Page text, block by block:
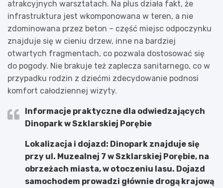
atrakcyjnych warsztatach. Na plus działa fakt, że
infrastruktura jest wkomponowana w teren, a nie
zdominowana przez beton – część miejsc odpoczynku
znajduje się w cieniu drzew, inne na bardziej
otwartych fragmentach, co pozwala dostosować się
do pogody. Nie brakuje też zaplecza sanitarnego, co w
przypadku rodzin z dziećmi zdecydowanie podnosi
komfort całodziennej wizyty.
Informacje praktyczne dla odwiedzających
Dinopark w Szklarskiej Porębie
Lokalizacja i dojazd: Dinopark znajduje się
przy ul. Muzealnej 7 w Szklarskiej Porębie, na
obrzeżach miasta, w otoczeniu lasu. Dojazd
samochodem prowadzi głównie drogą krajową